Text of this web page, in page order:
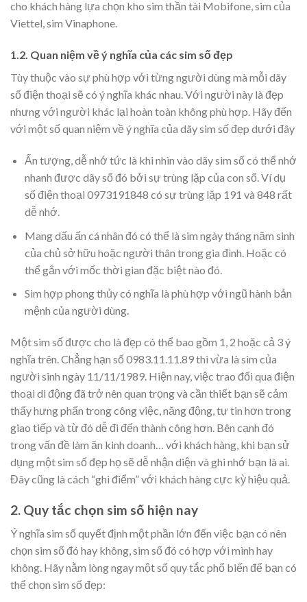
cho khách hàng lựa chọn kho sim thần tài Mobifone, sim của
Viettel, sim Vinaphone.
1.2. Quan niệm về ý nghĩa của các sim số đẹp
Tùy thuộc vào sự phù hợp với từng người dùng mà mỗi dãy
số điện thoại sẽ có ý nghĩa khác nhau. Với người này là đẹp
nhưng với người khác lại hoàn toàn không phù hợp. Hãy đến
với một số quan niệm về ý nghĩa của dãy sim số đẹp dưới đây
Ấn tượng, dễ nhớ tức là khi nhìn vào dãy sim số có thể nhớ
nhanh được dãy số đó bởi sự trùng lặp của con số. Ví dụ
số điện thoại 0973191848 có sự trùng lặp 191 và 848 rất
dễ nhớ.
Mang dấu ấn cá nhân đó có thể là sim ngày tháng năm sinh
của chủ sở hữu hoặc người thân trong gia đình. Hoặc có
thể gắn với mốc thời gian đặc biệt nào đó.
Sim hợp phong thủy có nghĩa là phù hợp với ngũ hành bản
mệnh của người dùng.
Một sim số được cho là đẹp có thể bao gồm 1, 2 hoặc cả 3 ý
nghĩa trên. Chẳng hạn số 0983.11.11.89 thì vừa là sim của
người sinh ngày 11/11/1989. Hiện nay, việc trao đổi qua điện
thoại di động đã trở nên quan trọng và cần thiết bạn sẽ cảm
thấy hưng phấn trong công việc, năng động, tự tin hơn trong
giao tiếp và từ đó dễ đi đến thành công hơn. Bên cạnh đó
trong vấn đề làm ăn kinh doanh… với khách hàng, khi bạn sử
dụng một sim số đẹp họ sẽ dễ nhận diện và ghi nhớ bạn là ai.
Đây cũng là cách “ghi điểm” với khách hàng cực kỳ hiệu quả.
2. Quy tắc chọn sim số hiện nay
Ý nghĩa sim số quyết định một phần lớn đến việc bạn có nên
chọn sim số đó hay không, sim số đó có hợp với mình hay
không. Hãy nằm lòng ngay một số quy tắc phổ biến để bạn có
thể chọn sim số đẹp: